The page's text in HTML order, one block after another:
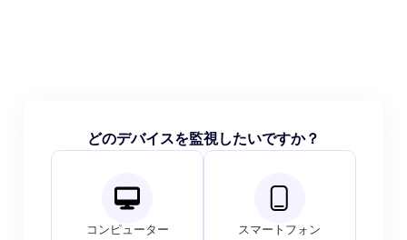
どのデバイスを監視したいですか？
コンピューター スマートフォン